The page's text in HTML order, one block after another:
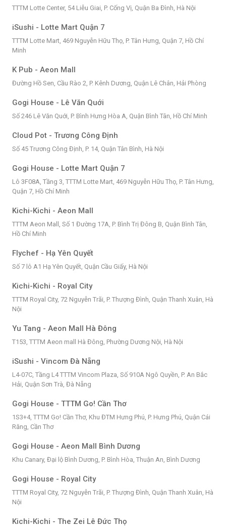
TTTM Lotte Center, 54 Liễu Giai, P. Cống Vị, Quận Ba Đình, Hà Nội
iSushi - Lotte Mart Quận 7
TTTM Lotte Mart, 469 Nguyễn Hữu Thọ, P. Tân Hưng, Quận 7, Hồ Chí
Minh
K Pub - Aeon Mall
Đường Hồ Sen, Cầu Rào 2, P. Kênh Dương, Quận Lê Chân, Hải Phòng
Gogi House - Lê Văn Quới
Số 246 Lê Văn Quới, P. Bình Hưng Hòa A, Quận Bình Tân, Hồ Chí Minh
Cloud Pot - Trương Công Định
Số 45 Trương Công Định, P. 14, Quận Tân Bình, Hà Nội
Gogi House - Lotte Mart Quận 7
Lô 3F08A, Tầng 3, TTTM Lotte Mart, 469 Nguyễn Hữu Thọ, P. Tân Hưng,
Quận 7, Hồ Chí Minh
Kichi-Kichi - Aeon Mall
TTTM Aeon Mall, Số 1 Đường 17A, P. Bình Trị Đông B, Quận Bình Tân,
Hồ Chí Minh
Flychef - Hạ Yên Quyết
Số 7 lô A1 Hạ Yên Quyết, Quận Cầu Giấy, Hà Nội
Kichi-Kichi - Royal City
TTTM Royal City, 72 Nguyễn Trãi, P. Thượng Đình, Quận Thanh Xuân, Hà
Nội
Yu Tang - Aeon Mall Hà Đông
T153, TTTM Aeon mall Hà Đông, Phường Dương Nội, Hà Nội
iSushi - Vincom Đà Nẵng
L4-07C, Tầng L4 TTTM Vincom Plaza, Số 910A Ngô Quyền, P. An Bắc
Hải, Quận Sơn Trà, Đà Nẵng
Gogi House - TTTM Go! Cần Thơ
1S3+4, TTTM Go! Cần Thơ, Khu ĐTM Hưng Phú, P. Hưng Phú, Quận Cái
Răng, Cần Thơ
Gogi House - Aeon Mall Bình Dương
Khu Canary, Đại lộ Bình Dương, P. Bình Hòa, Thuận An, Bình Dương
Gogi House - Royal City
TTTM Royal City, 72 Nguyễn Trãi, P. Thượng Đình, Quận Thanh Xuân, Hà
Nội
Kichi-Kichi - The Zei Lê Đức Thọ